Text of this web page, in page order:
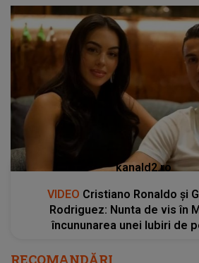
kanald2.ro
VIDEO Cristiano Ronaldo și
Rodriguez: Nunta de vis în
încununarea unei Iubiri de
RECOMANDĂRI